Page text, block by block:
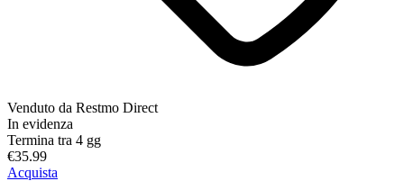
Venduto da Restmo Direct
In evidenza
Termina tra 4 gg
€35.99
Acquista